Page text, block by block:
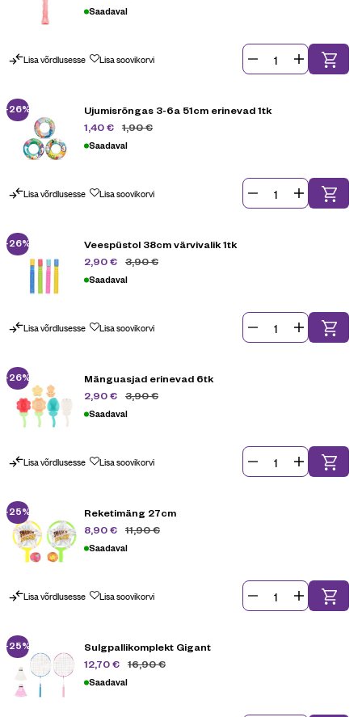
Saadaval
Lisa võrdlusesse Lisa soovikorvi
-26%
Ujumisrõngas 3-6a 51cm erinevad 1tk
1,90€
1,40€
Saadaval
Lisa võrdlusesse Lisa soovikorvi
-26%
Veespüstol 38cm värvivalik 1tk
3,90€
2,90€
Saadaval
Lisa võrdlusesse Lisa soovikorvi
-26%
Mänguasjad erinevad 6tk
3,90€
2,90€
Saadaval
Lisa võrdlusesse Lisa soovikorvi
-25%
Reketimäng 27cm
11,90€
8,90€
Saadaval
Lisa võrdlusesse Lisa soovikorvi
-25%
Sulgpallikomplekt Gigant
16,90€
12,70€
Saadaval